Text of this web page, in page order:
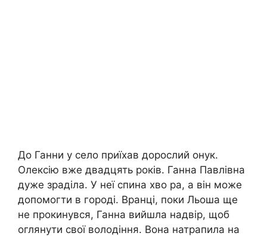
До Ганни у село приїхав дорослий онук.
Олексію вже двадцять років. Ганна Павлівна
дуже зраділа. У неї спина хво ра, а він може
допомогти в городі. Вранці, поки Льоша ще
не прокинувся, Ганна вийшла надвір, щоб
оглянути свої володіння. Вона натрапила на